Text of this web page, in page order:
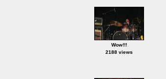
Wow!!!
2188 views